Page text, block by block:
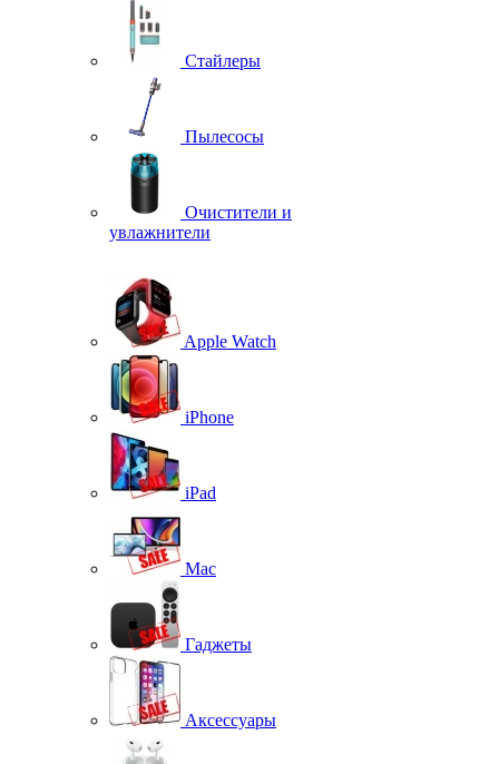
Стайлеры
Пылесосы
Очистители и
увлажнители
Apple Watch
iPhone
iPad
Mac
Гаджеты
Аксессуары